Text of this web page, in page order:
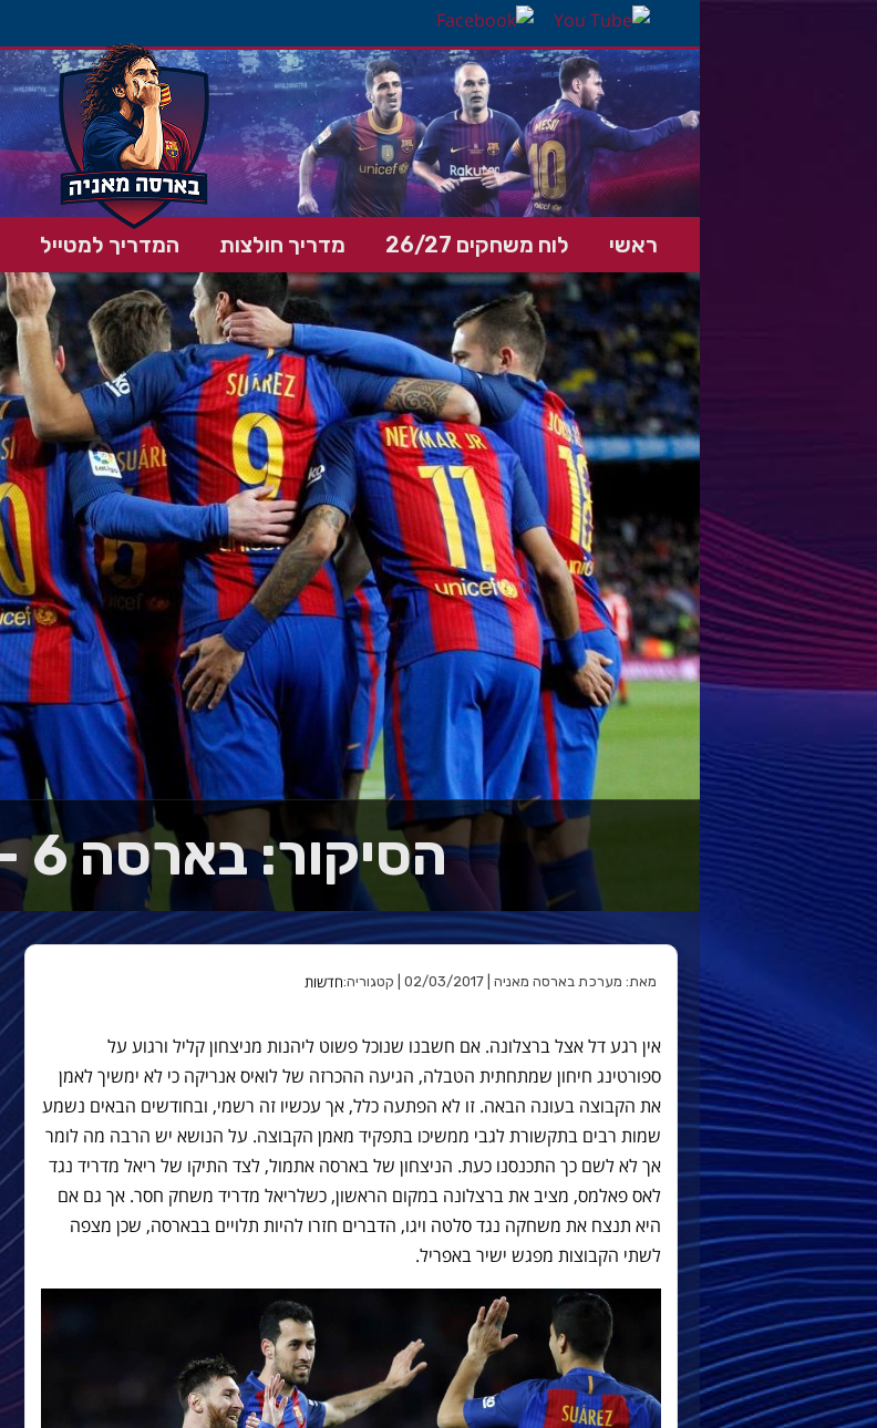
ראשי לוח משחקים 26/27 מדריך חולצות המדריך למטייל
הסיקור: בארסה 6 – 1 חיחון
מאת: מערכת בארסה מאניה | 02/03/2017 | קטגוריה: חדשות
אין רגע דל אצל ברצלונה. אם חשבנו שנוכל פשוט ליהנות מניצחון קליל ורגוע על
ספורטינג חיחון שמתחתית הטבלה, הגיעה ההכרזה של לואיס אנריקה כי לא ימשיך לאמן
את הקבוצה בעונה הבאה. זו לא הפתעה כלל, אך עכשיו זה רשמי, ובחודשים הבאים נשמע
שמות רבים בתקשורת לגבי ממשיכו בתפקיד מאמן הקבוצה. על הנושא יש הרבה מה לומר
אך לא לשם כך התכנסנו כעת. הניצחון של בארסה אתמול, לצד התיקו של ריאל מדריד נגד
לאס פאלמס, מציב את ברצלונה במקום הראשון, כשלריאל מדריד משחק חסר. אך גם אם
היא תנצח את משחקה נגד סלטה ויגו, הדברים חזרו להיות תלויים בבארסה, שכן מצפה
לשתי הקבוצות מפגש ישיר באפריל.